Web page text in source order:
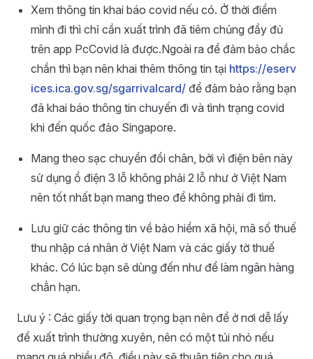
Xem thông tin khai báo covid nếu có. Ở thời điểm
mình đi thì chỉ cần xuất trình đã tiêm chủng đầy đủ
trên app PcCovid là được.Ngoài ra để đảm bảo chắc
chắn thì bạn nên khai thêm thông tin tại https://eserv
ices.ica.gov.sg/sgarrivalcard/ để đảm bảo rằng bạn
đã khai báo thông tin chuyến đi và tình trạng covid
khi đến quốc đảo Singapore.
Mang theo sạc chuyển đổi chân, bởi vì điện bên này
sử dụng ổ điện 3 lỗ không phải 2 lỗ như ở Việt Nam
nên tốt nhất bạn mang theo để không phải đi tìm.
Lưu giữ các thông tin về bảo hiểm xã hội, mã số thuế
thu nhập cá nhân ở Việt Nam và các giấy tờ thuế
khác. Có lúc bạn sẽ dùng đến như để làm ngân hàng
chẳn hạn.
Lưu ý : Các giấy tời quan trọng bạn nên để ở nơi dễ lấy
để xuất trình thường xuyên, nên có một túi nhỏ nếu